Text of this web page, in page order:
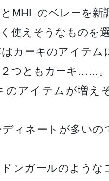
MHL.のベレーを新
使えそうなものを
カーキのアイテム
２つともカーキ……。
のアイテムが増え
ィネートが多いの
ンガールのような